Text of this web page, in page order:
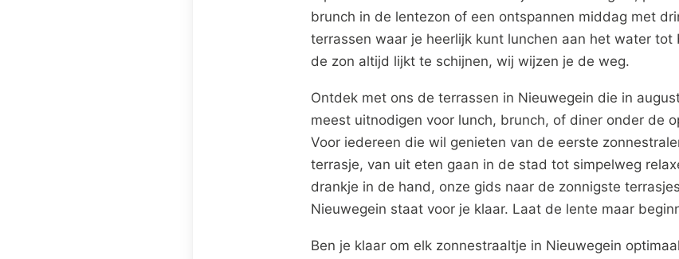
brunch in de lentezon of een ontspannen middag met
terrassen waar je heerlijk kunt lunchen aan het water tot
de zon altijd lijkt te schijnen, wij wijzen je de weg.
Ontdek met ons de terrassen in Nieuwegein die in
meest uitnodigen voor lunch, brunch, of diner onder de
Voor iedereen die wil genieten van de eerste
terrasje, van uit eten gaan in de stad tot simpelweg
drankje in de hand, onze gids naar de zonnigste
Nieuwegein staat voor je klaar. Laat de lente maar
Ben je klaar om elk zonnestraaltje in Nieuwegein